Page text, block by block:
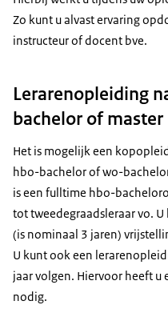
Zo kunt u alvast ervaring
instructeur of docent bve.
Lerarenopleiding
bachelor of master
Het is mogelijk een
hbo-bachelor of wo-
is een fulltime hbo-
tot tweedegraadsleraar vo.
(is nominaal 3 jaren)
U kunt ook een
jaar volgen. Hiervoor heeft
nodig.